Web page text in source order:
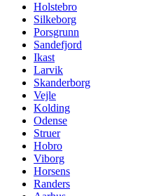
Holstebro
Silkeborg
Porsgrunn
Sandefjord
Ikast
Larvik
Skanderborg
Vejle
Kolding
Odense
Struer
Hobro
Viborg
Horsens
Randers